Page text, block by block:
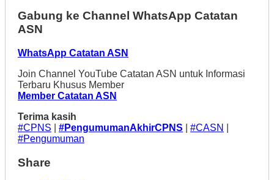
Gabung ke Channel WhatsApp Catatan
ASN
WhatsApp Catatan ASN
Join Channel YouTube Catatan ASN untuk Informasi
Terbaru Khusus Member
Member Catatan ASN
Terima kasih
#CPNS
#PengumumanAkhirCPNS #CASN
#Pengumuman
Share